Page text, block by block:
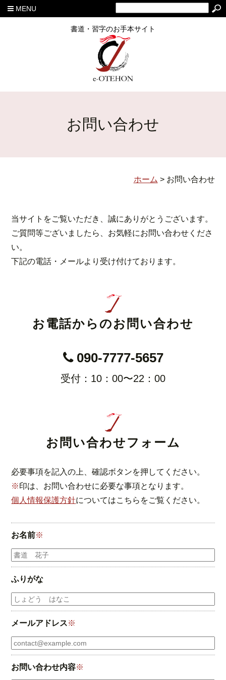
MENU
書道・習字のお手本サイト
お問い合わせ
ホーム > お問い合わせ
当サイトをご覧いただき、誠にありがとうございます。
ご質問等ございましたら、お気軽にお問い合わせくださ
い。
下記の電話・メールより受け付けております。
お電話からのお問い合わせ
090-7777-5657
受付：10：00〜22：00
お問い合わせフォーム
必要事項を記入の上、確認ボタンを押してください。
※印は、お問い合わせに必要な事項となります。
個人情報保護方針についてはこちらをご覧ください。
お名前※
ふりがな
メールアドレス※
お問い合わせ内容※